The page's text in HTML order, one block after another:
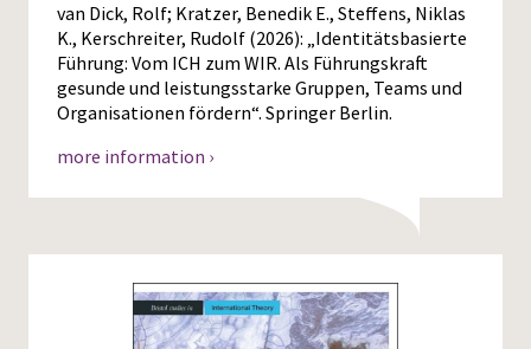
van Dick, Rolf; Kratzer, Benedik E., Steffens, Niklas
K., Kerschreiter, Rudolf (2026): „Identitätsbasierte
Führung: Vom ICH zum WIR. Als Führungskraft
gesunde und leistungsstarke Gruppen, Teams und
Organisationen fördern“. Springer Berlin.
more information ›